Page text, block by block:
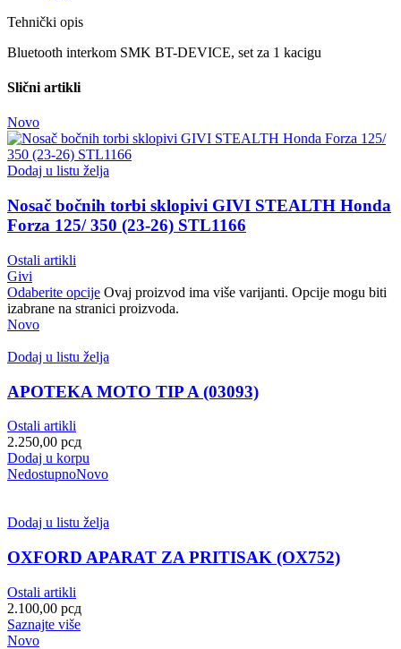
Tehnički opis
Bluetooth interkom SMK BT-DEVICE, set za 1 kacigu
Slični artikli
Novo
Dodaj u listu želja
Nosač bočnih torbi sklopivi GIVI STEALTH Honda
Forza 125/ 350 (23-26) STL1166
Ostali artikli
Givi
Odaberite opcije Ovaj proizvod ima više varijanti. Opcije mogu biti
izabrane na stranici proizvoda.
Novo
Dodaj u listu želja
APOTEKA MOTO TIP A (03093)
Ostali artikli
2.250,00 рсд
Dodaj u korpu
NedostupnoNovo
Dodaj u listu želja
OXFORD APARAT ZA PRITISAK (OX752)
Ostali artikli
2.100,00 рсд
Saznajte više
Novo